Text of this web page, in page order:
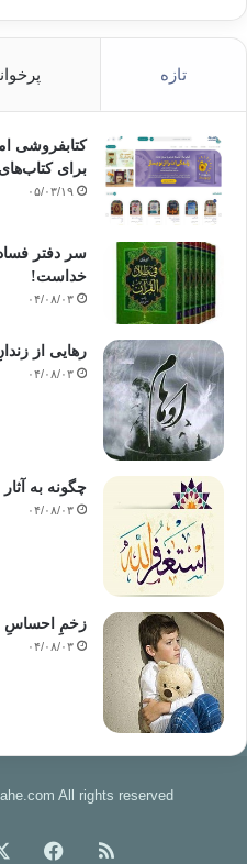
تازه
کتابفروشی
برای کتاب‌های
۰۵/۰۳/۱۹
سر دفتر
خداست‌!
۰۴/۰۸/۰۳
رهایی از
۰۴/۰۸/۰۳
چگونه به
۰۴/۰۸/۰۳
زخمِ احساسِ
۰۴/۰۸/۰۳
All rights reserved
خوراک فیس